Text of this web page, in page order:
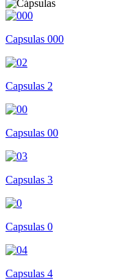
Capsulas 000
Capsulas 2
Capsulas 00
Capsulas 3
Capsulas 0
Capsulas 4